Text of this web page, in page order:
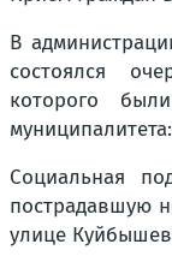
В
состоялся
которого
муниципалитета:
Социальная
пострадавшую
улице